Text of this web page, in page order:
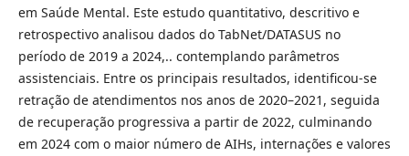
em Saúde Mental. Este estudo quantitativo, descritivo e
retrospectivo analisou dados do TabNet/DATASUS no
período de 2019 a 2024,.. contemplando parâmetros
assistenciais. Entre os principais resultados, identificou-se
retração de atendimentos nos anos de 2020–2021, seguida
de recuperação progressiva a partir de 2022, culminando
em 2024 com o maior número de AIHs, internações e valores